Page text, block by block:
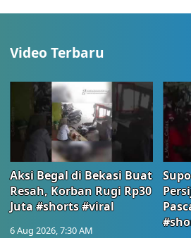
Video Terbaru
Aksi Begal di Bekasi Buat
Resah, Korban Rugi Rp30
Juta #shorts #viral
6 Aug 2026, 7:30 AM